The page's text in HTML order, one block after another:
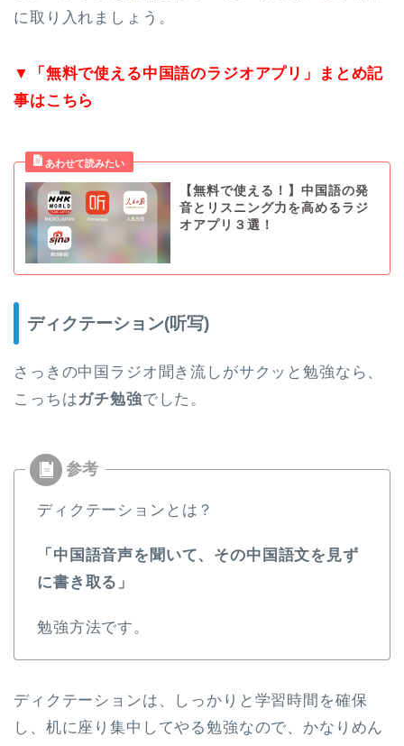
に取り入れましょう。
▼「無料で使える中国語のラジオアプリ」まとめ記
事はこちら
【無料で使える！】中国語の発
音とリスニング力を高めるラジ
オアプリ３選！
ディクテーション(听写)
さっきの中国ラジオ聞き流しがサクッと勉強なら、
こっちはガチ勉強でした。
ディクテーションとは？
「中国語音声を聞いて、その中国語文を見ず
に書き取る」
勉強方法です。
ディクテーションは、しっかりと学習時間を確保
し、机に座り集中してやる勉強なので、かなりめん